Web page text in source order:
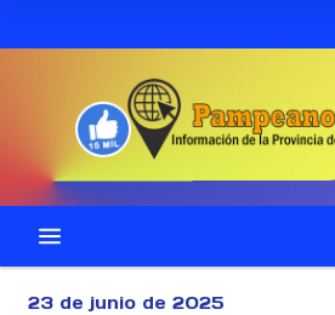
23 de junio de 2025